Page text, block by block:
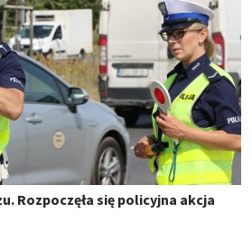
Rozpoczęła się policyjna akcja